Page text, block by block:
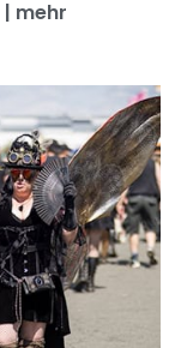
| mehr